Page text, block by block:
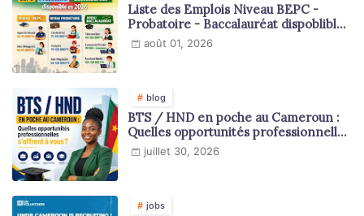
Liste des Emplois Niveau BEPC -
Probatoire - Baccalauréat dispoblible
en 2026
août 01, 2026
blog
BTS / HND en poche au Cameroun :
Quelles opportunités professionnelles
s'offrent à vous ?
juillet 30, 2026
jobs